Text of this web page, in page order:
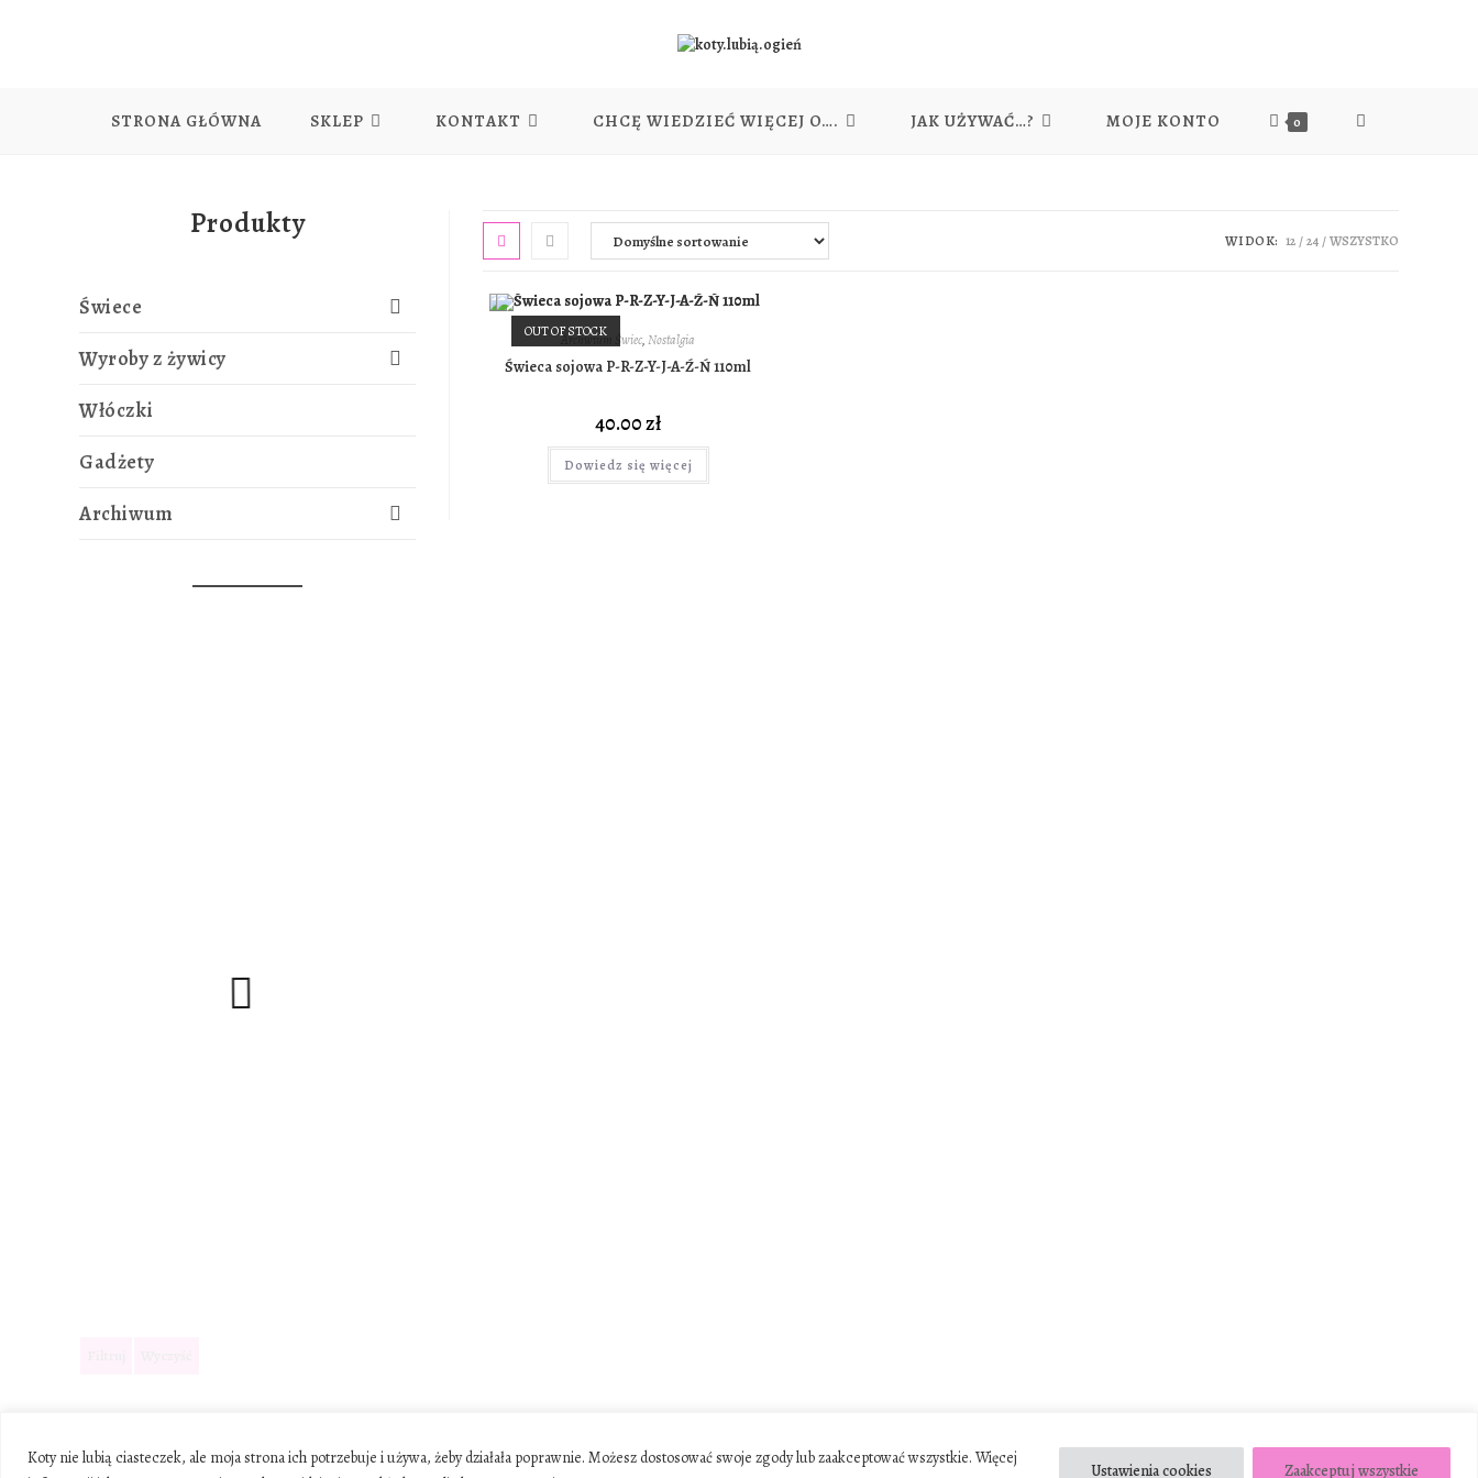
Koty nie lubią ciasteczek, ale moja strona ich potrzebuje i używa, żeby działała poprawnie. Możesz dostosować swoje zgody lub zaakceptować wszystkie. Więcej
Ustawienia cookies Zaakceptuj wszystkie
STRONA GŁÓWNA SKLEP KONTAKT CHCĘ WIEDZIEĆ WIĘCEJ O…. JAK UŻYWAĆ…? MOJE KONTO 0 TOGGLE
WIDOK: 12 24 WSZYSTKO
OUT OF STOCK
Archwium Świec,Nostalgia
Świeca sojowa P-R-Z-Y-J-A-Ź-Ń 110ml
40.00zł
Dowiedz się więcej
Produkty
Świece
Wyroby z żywicy
Włóczki
Gadżety
Archiwum